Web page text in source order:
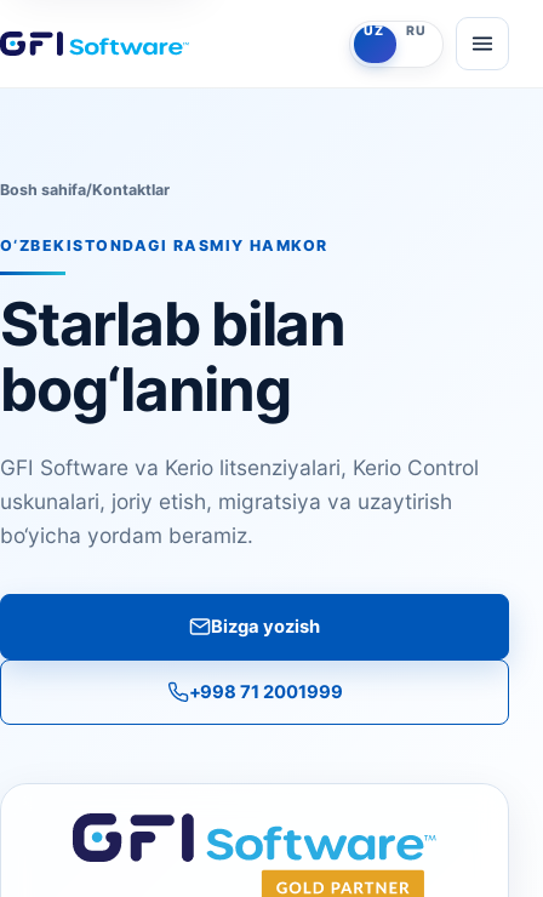
UZ RU
Bosh sahifa/Kontaktlar
O‘ZBEKISTONDAGI RASMIY HAMKOR
Starlab bilan
bog‘laning
GFI Software va Kerio litsenziyalari, Kerio Control
uskunalari, joriy etish, migratsiya va uzaytirish
bo‘yicha yordam beramiz.
Bizga yozish
+998 71 2001999